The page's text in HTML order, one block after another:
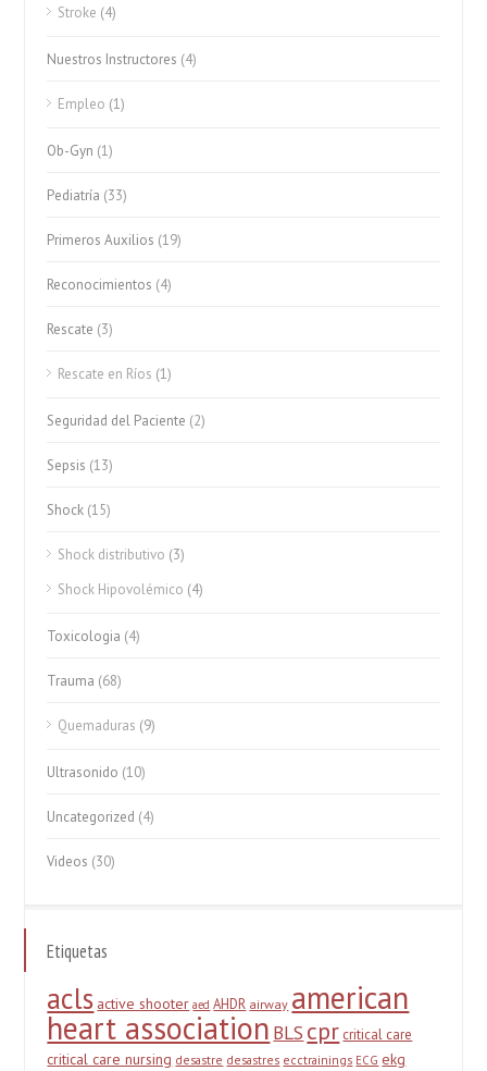
Stroke (4)
Nuestros Instructores (4)
Empleo (1)
Ob-Gyn (1)
Pediatría (33)
Primeros Auxilios (19)
Reconocimientos (4)
Rescate (3)
Rescate en Ríos (1)
Seguridad del Paciente (2)
Sepsis (13)
Shock (15)
Shock distributivo (3)
Shock Hipovolémico (4)
Toxicologia (4)
Trauma (68)
Quemaduras (9)
Ultrasonido (10)
Uncategorized (4)
Videos (30)
Etiquetas
acls active shooter aed AHDR airway american
heart association BLS cpr critical care
critical care nursing desastre desastres ecctrainings ECG ekg